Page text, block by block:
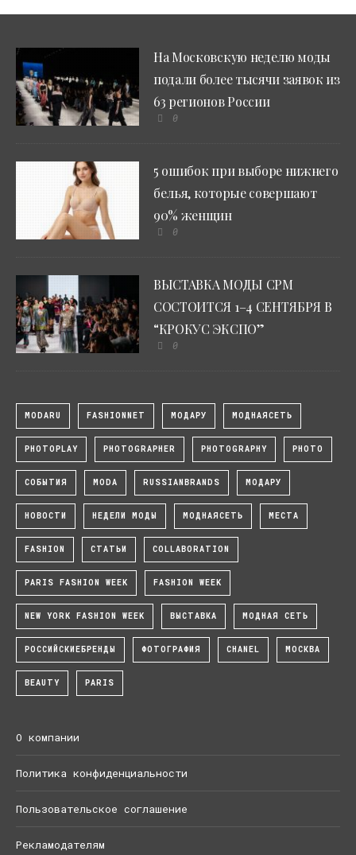
На Московскую неделю моды
подали более тысячи заявок из
63 регионов России
0
5 ошибок при выборе нижнего
белья, которые совершают
90% женщин
0
ВЫСТАВКА МОДЫ CPM
СОСТОИТСЯ 1–4 СЕНТЯБРЯ В
“КРОКУС ЭКСПО”
0
MODARU FASHIONNET МОДАРУ МОДНАЯСЕТЬ
PHOTOPLAY PHOTOGRAPHER PHOTOGRAPHY PHOTO
СОБЫТИЯ MODA RUSSIANBRANDS МОДАРУ
НОВОСТИ НЕДЕЛИ МОДЫ МОДНАЯСЕТЬ МЕСТА
FASHION СТАТЬИ COLLABORATION
PARIS FASHION WEEK FASHION WEEK
NEW YORK FASHION WEEK ВЫСТАВКА МОДНАЯ СЕТЬ
РОССИЙСКИЕБРЕНДЫ ФОТОГРАФИЯ CHANEL МОСКВА
BEAUTY PARIS
О компании
Политика конфиденциальности
Пользовательское соглашение
Рекламодателям